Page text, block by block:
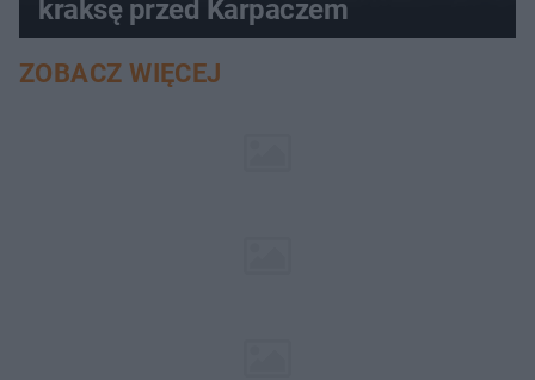
kraksę przed Karpaczem
ZOBACZ WIĘCEJ